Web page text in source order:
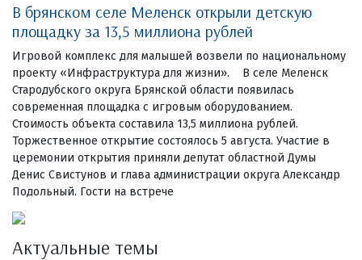
В брянском селе Меленск открыли детскую
площадку за 13,5 миллиона рублей
Игровой комплекс для малышей возвели по национальному
проекту «Инфраструктура для жизни». В селе Меленск
Стародубского округа Брянской области появилась
современная площадка с игровым оборудованием.
Стоимость объекта составила 13,5 миллиона рублей.
Торжественное открытие состоялось 5 августа. Участие в
церемонии открытия приняли депутат областной Думы
Денис Свистунов и глава администрации округа Александр
Подольный. Гости на встрече
Актуальные темы